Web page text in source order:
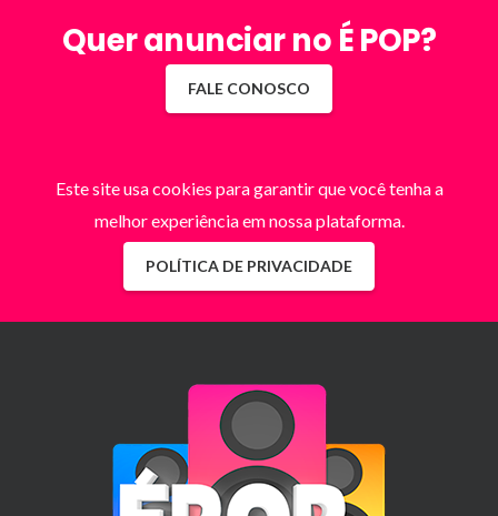
Quer anunciar no É POP?
FALE CONOSCO
Este site usa cookies para garantir que você tenha a
melhor experiência em nossa plataforma.
POLÍTICA DE PRIVACIDADE